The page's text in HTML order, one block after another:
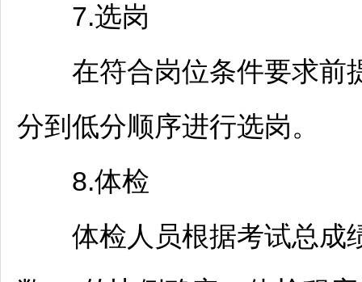
7.选岗
在符合岗位条件要求前
分到低分顺序进行选岗。
8.体检
体检人员根据考试总成